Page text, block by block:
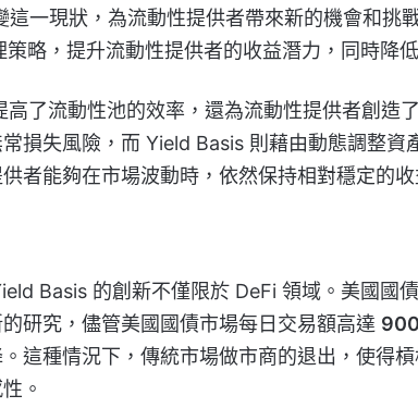
這一現狀，為流動性提供者帶來新的機會和挑
略，提升流動性提供者的收益潛力，同時降低
了流動性池的效率，還為流動性提供者創造
損失風險，而 Yield Basis 則藉由動態調整資
者能夠在市場波動時，依然保持相對穩定的收
Basis 的創新不僅限於 DeFi 領域。美國國
研究，儘管美國國債市場每日交易額高達
這種情況下，傳統市場做市商的退出，使得
。